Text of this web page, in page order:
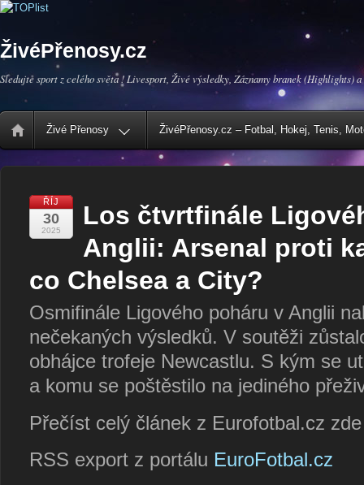
ŽivéPřenosy.cz
Sledujte sport z celého světa ! Livesport, Živé výsledky, Záznamy branek (Highlights) a
Živé Přenosy ŽivéPřenosy.cz – Fotbal, Hokej, Tenis,
ŘÍJ
30
2025
Los čtvrtfinále
Anglii: Arsenal proti
co Chelsea a City?
Osmifinále Ligového poháru v Anglii
nečekaných výsledků. V soutěži
obhájce trofeje Newcastlu. S kým se
a komu se poštěstilo na jediného
Přečíst celý článek z Eurofotbal.cz
RSS export z portálu EuroFotbal.cz